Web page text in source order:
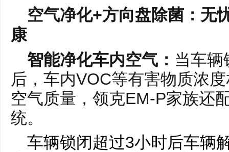
空气净化+方向盘除菌：无
康
智能净化车内空气： 当车辆
后，车内VOC等有害物质浓
空气质量，领克EM-P家族还
统。
车辆锁闭超过3小时后车辆